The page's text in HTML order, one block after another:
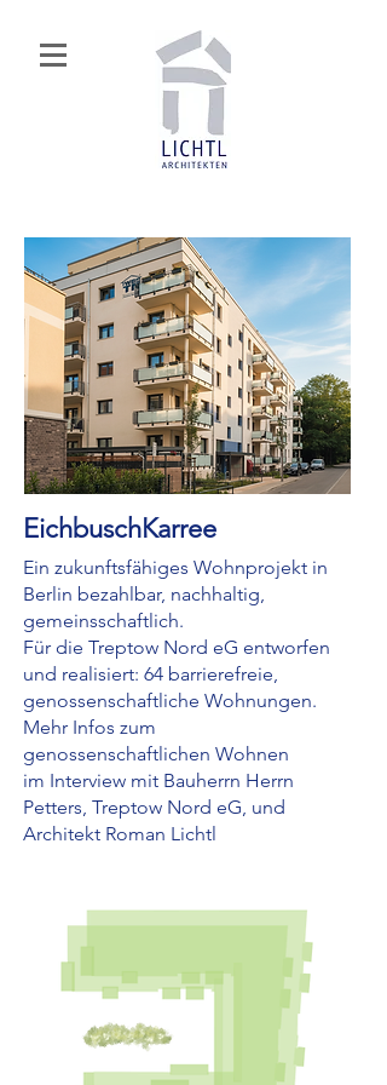
EichbuschKarree
Ein zukunftsfähiges Wohnprojekt in
Berlin bezahlbar, nachhaltig,
gemeinsschaftlich.
Für die Treptow Nord eG entworfen
und realisiert: 64 barrierefreie,
genossenschaftliche Wohnungen.
Mehr Infos zum
genossenschaftlichen Wohnen
im Interview mit Bauherrn Herrn
Petters, Treptow Nord eG, und
Architekt Roman Lichtl